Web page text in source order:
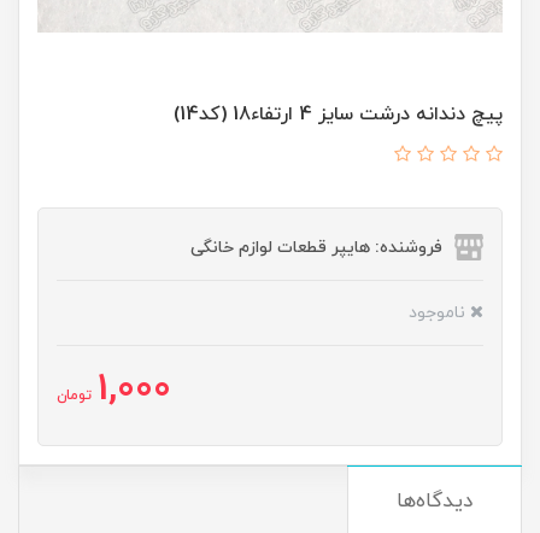
پیچ دندانه درشت سایز 4 ارتفاء18 (کد14)
فروشنده: هایپر قطعات لوازم خانگی
ناموجود
1,000 تومان
دیدگاه‌ها